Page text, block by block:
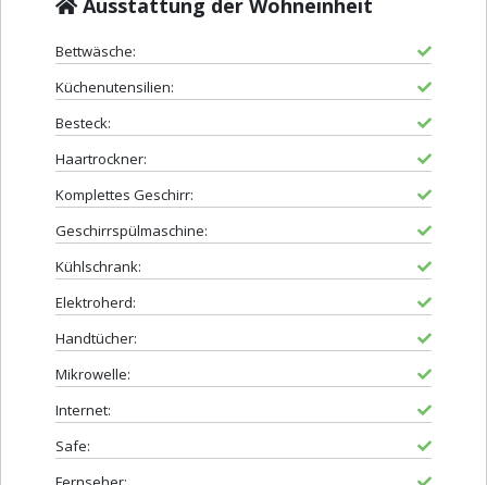
Ausstattung der Wohneinheit
Bettwäsche:
Küchenutensilien:
Besteck:
Haartrockner:
Komplettes Geschirr:
Geschirrspülmaschine:
Kühlschrank:
Elektroherd:
Handtücher:
Mikrowelle:
Internet:
Safe: